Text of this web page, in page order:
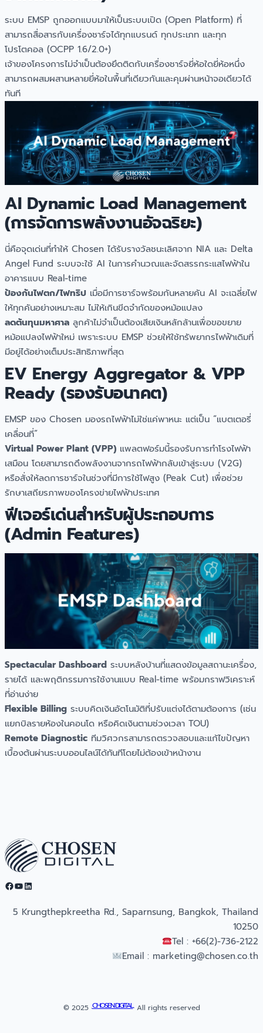
ระบบ EMSP ถูกออกแบบมาให้เป็นระบบเปิด (Open Platform) ที่
สามารถสื่อสารกับเครื่องชาร์จได้ทุกแบรนด์ ทุกประเภท และทุก
โปรโตคอล (OCPP 1.6/2.0+)
เจ้าของโครงการไม่จำเป็นต้องยึดติดกับเครื่องชาร์จยี่ห้อใดยี่ห้อหนึ่ง
สามารถผสมผสานหลายยี่ห้อในพื้นที่เดียวกันและคุมผ่านหน้าจอเดียวได้
ทันที
AI Dynamic Load Management
(การจัดการพลังงานอัจฉริยะ)
นี่คือจุดเด่นที่ทำให้ Chosen ได้รับรางวัลชนะเลิศจาก NIA และ Delta
Angel Fund ระบบจะใช้ AI ในการคำนวณและจัดสรรกระแสไฟฟ้าใน
อาคารแบบ Real-time
ป้องกันไฟตก/ไฟทริป เมื่อมีการชาร์จพร้อมกันหลายคัน AI จะเฉลี่ยไฟ
ให้ทุกคันอย่างเหมาะสม ไม่ให้เกินขีดจำกัดของหม้อแปลง
ลดต้นทุนมหาศาล ลูกค้าไม่จำเป็นต้องเสียเงินหลักล้านเพื่อขอขยาย
หม้อแปลงไฟฟ้าใหม่ เพราะระบบ EMSP ช่วยให้ใช้ทรัพยากรไฟฟ้าเดิมที่
มีอยู่ได้อย่างเต็มประสิทธิภาพที่สุด
EV Energy Aggregator & VPP
Ready (รองรับอนาคต)
EMSP ของ Chosen มองรถไฟฟ้าไม่ใช่แค่พาหนะ แต่เป็น “แบตเตอรี่
เคลื่อนที่”
Virtual Power Plant (VPP) แพลตฟอร์มนี้รองรับการทำโรงไฟฟ้า
เสมือน โดยสามารถดึงพลังงานจากรถไฟฟ้ากลับเข้าสู่ระบบ (V2G)
หรือสั่งให้ลดการชาร์จในช่วงที่มีการใช้ไฟสูง (Peak Cut) เพื่อช่วย
รักษาเสถียรภาพของโครงข่ายไฟฟ้าประเทศ
ฟีเจอร์เด่นสำหรับผู้ประกอบการ
(Admin Features)
Spectacular Dashboard ระบบหลังบ้านที่แสดงข้อมูลสถานะเครื่อง,
รายได้ และพฤติกรรมการใช้งานแบบ Real-time พร้อมกราฟวิเคราะห์
ที่อ่านง่าย
Flexible Billing ระบบคิดเงินอัตโนมัติที่ปรับแต่งได้ตามต้องการ (เช่น
แยกบิลรายห้องในคอนโด หรือคิดเงินตามช่วงเวลา TOU)
Remote Diagnostic ทีมวิศวกรสามารถตรวจสอบและแก้ไขปัญหา
เบื้องต้นผ่านระบบออนไลน์ได้ทันทีโดยไม่ต้องเข้าหน้างาน
Facebook YouTube LinkedIn
5 Krungthepkreetha Rd., Saparnsung, Bangkok, Thailand
10250
Tel : +66(2)-736-2122
Email : marketing@chosen.co.th
© 2025 ·CHOSEN DIGITAL· All rights reserved